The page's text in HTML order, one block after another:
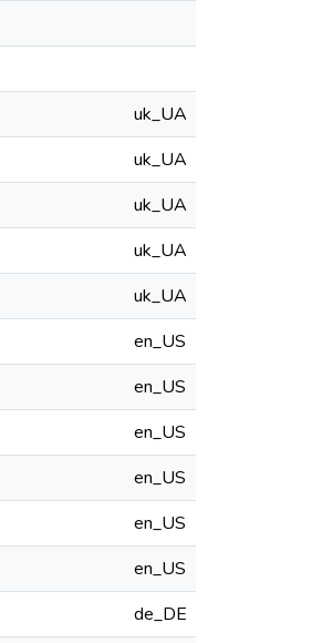
uk_UA
uk_UA
uk_UA
uk_UA
uk_UA
en_US
en_US
en_US
en_US
en_US
en_US
de_DE